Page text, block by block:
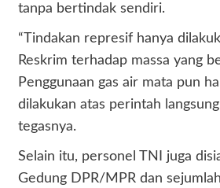
tanpa bertindak sendiri.
“Tindakan represif hanya
Reskrim terhadap massa yang
Penggunaan gas air mata pun
dilakukan atas perintah langsung
tegasnya.
Selain itu, personel TNI juga
Gedung DPR/MPR dan